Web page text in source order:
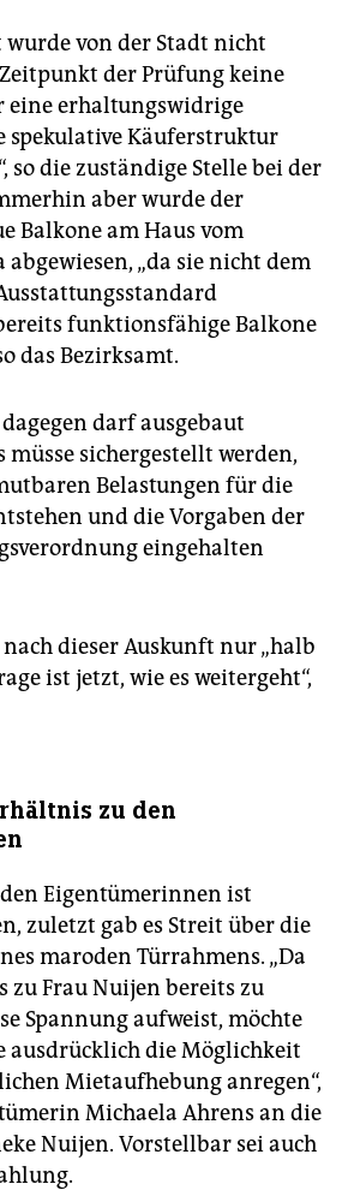
wurde von der Stadt nicht
Zeitpunkt der Prüfung keine
erhaltungswidrige
spekulative Käuferstruktur
so die zuständige Stelle bei der
aber wurde der
Balkone am Haus vom
„da sie nicht dem
funktionsfähige Balkone
das Bezirksamt.
dagegen darf ausgebaut
sichergestellt werden,
Belastungen für die
und die Vorgaben der
eingehalten
dieser Auskunft nur „halb
ist jetzt, wie es weitergeht“,
zu den
Eigentümerinnen ist
zuletzt gab es Streit über die
maroden Türrahmens. „Da
zu Frau Nuijen bereits zu
Spannung aufweist, möchte
ausdrücklich die Möglichkeit
Mietaufhebung anregen“,
Michaela Ahrens an die
Nuijen. Vorstellbar sei auch